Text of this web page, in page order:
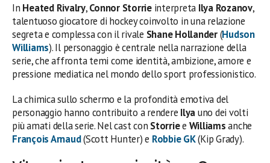
In Heated Rivalry,Connor Storrieinterpreta Ilya Rozanov,
talentuoso giocatore di hockey coinvolto in una relazione
segreta e complessa con il rivale Shane Hollander(Hudson
Williams). Il personaggio è centrale nella narrazione della
serie, che affronta temi come identità, ambizione, amore e
pressione mediatica nel mondo dello sport professionistico.
La chimica sullo schermo e la profondità emotiva del
personaggio hanno contribuito a rendere Ilyauno dei volti
più amati della serie. Nel cast con Storriee Williamsanche
François Arnaud(Scott Hunter) e Robbie GK(Kip Grady).